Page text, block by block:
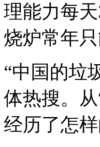
理能力每
烧炉常年只
“中国的垃
体热搜。
经历了怎